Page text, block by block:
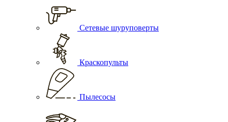
Сетевые шуруповерты
Краскопульты
Пылесосы